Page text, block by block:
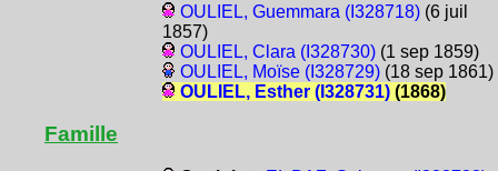
OULIEL, Guemmara (I328718)(6 juil
1857)
OULIEL, Clara (I328730)(1 sep 1859)
OULIEL, Moïse (I328729)(18 sep 1861)
OULIEL, Esther (I328731)(1868)
Famille